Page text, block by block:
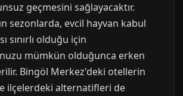
geçmesini sağlayacaktır.
sezonlarda, evcil hayvan kabul
sınırlı olduğu için
mümkün olduğunca erken
Bingöl Merkez'deki otellerin
ilçelerdeki alternatifleri de